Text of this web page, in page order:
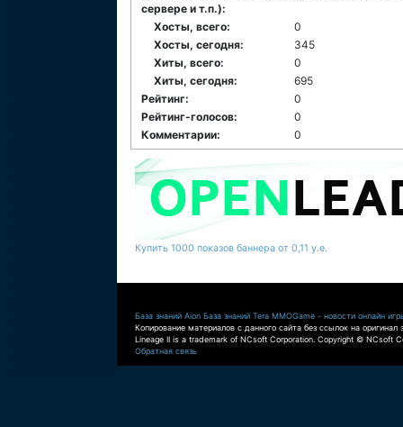
сервере и т.п.):
Хосты, всего:
0
Хосты, сегодня:
345
Хиты, всего:
0
Хиты, сегодня:
695
Рейтинг:
0
Рейтинг-голосов:
0
Комментарии:
0
Купить 1000 показов баннера от 0,11 у.е.
База знаний Aion База знаний Tera MMOGame - новости онлайн
Копирование материалов с данного сайта без ссылок на оригинал
Lineage II is a trademark of NCsoft Corporation. Copyright © NCsoft
Обратная связь